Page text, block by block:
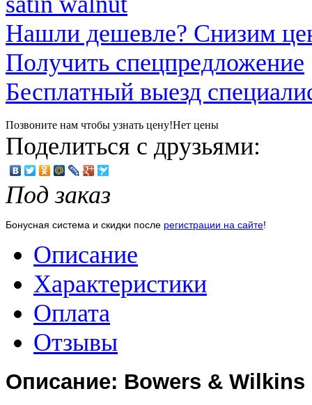
Нашли дешевле? Снизим
Получить спецпредложение
Бесплатный выезд
Позвоните нам чтобы узнать цену!Нет цены
Поделиться с друзьями:
Под заказ
Бонусная система и скидки после регистрации на сайте!
Описание
Характеристики
Оплата
Отзывы
Описание: Bowers & Wilkins